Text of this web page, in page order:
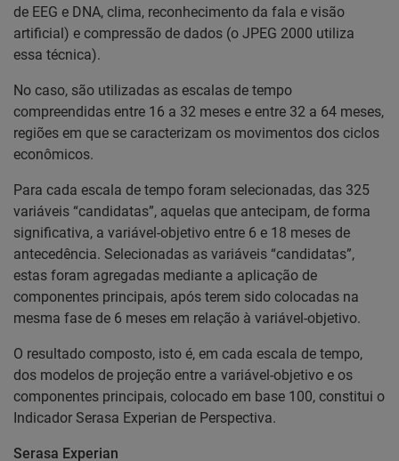
de EEG e DNA, clima, reconhecimento da fala e visão
artificial) e compressão de dados (o JPEG 2000 utiliza
essa técnica).
No caso, são utilizadas as escalas de tempo
compreendidas entre 16 a 32 meses e entre 32 a 64 meses,
regiões em que se caracterizam os movimentos dos ciclos
econômicos.
Para cada escala de tempo foram selecionadas, das 325
variáveis “candidatas”, aquelas que antecipam, de forma
significativa, a variável-objetivo entre 6 e 18 meses de
antecedência. Selecionadas as variáveis “candidatas”,
estas foram agregadas mediante a aplicação de
componentes principais, após terem sido colocadas na
mesma fase de 6 meses em relação à variável-objetivo.
O resultado composto, isto é, em cada escala de tempo,
dos modelos de projeção entre a variável-objetivo e os
componentes principais, colocado em base 100, constitui o
Indicador Serasa Experian de Perspectiva.
Serasa Experian